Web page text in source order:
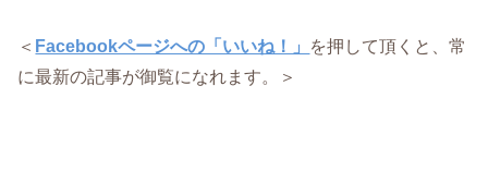
＜ Facebookページへの「いいね！」 を押して頂くと、常
に最新の記事が御覧になれます。＞